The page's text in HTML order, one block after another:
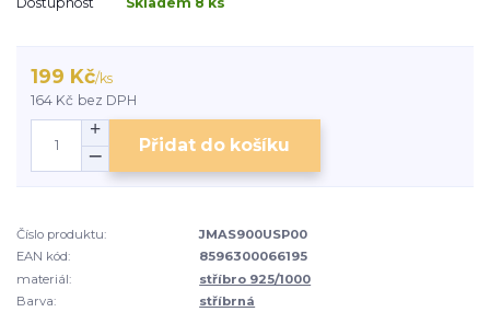
199 Kč/ks
164 Kč bez DPH
Přidat do košíku
Číslo produktu:
JMAS900USP00
EAN kód:
8596300066195
materiál:
stříbro 925/1000
Barva:
stříbrná